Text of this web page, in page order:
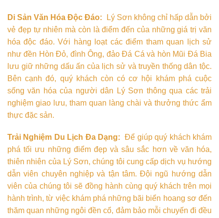
Di Sản Văn Hóa Độc Đáo:
Lý Sơn không chỉ hấp dẫn bởi
vẻ đẹp tự nhiên mà còn là điểm đến của những giá trị văn
hóa độc đáo. Với hàng loạt các điểm tham quan lịch sử
như đền Hòn Đỏ, đình Ông, đảo Đá Cá và hòn Mũi Đá Bia
lưu giữ những dấu ấn của lịch sử và truyền thống dân tộc.
Bên cạnh đó, quý khách còn có cơ hội khám phá cuộc
sống văn hóa của người dân Lý Sơn thông qua các trải
nghiệm giao lưu, tham quan làng chài và thưởng thức ẩm
thực đặc sản.
Trải Nghiệm Du Lịch Đa Dạng:Để giúp quý khách khám
phá tối ưu những điểm đẹp và sâu sắc hơn về văn hóa,
thiên nhiên của Lý Sơn, chúng tôi cung cấp dịch vụ hướng
dẫn viên chuyên nghiệp và tận tâm. Đội ngũ hướng dẫn
viên của chúng tôi sẽ đồng hành cùng quý khách trên mọi
hành trình, từ việc khám phá những bãi biển hoang sơ đến
thăm quan những ngôi đền cổ, đảm bảo mỗi chuyến đi đều